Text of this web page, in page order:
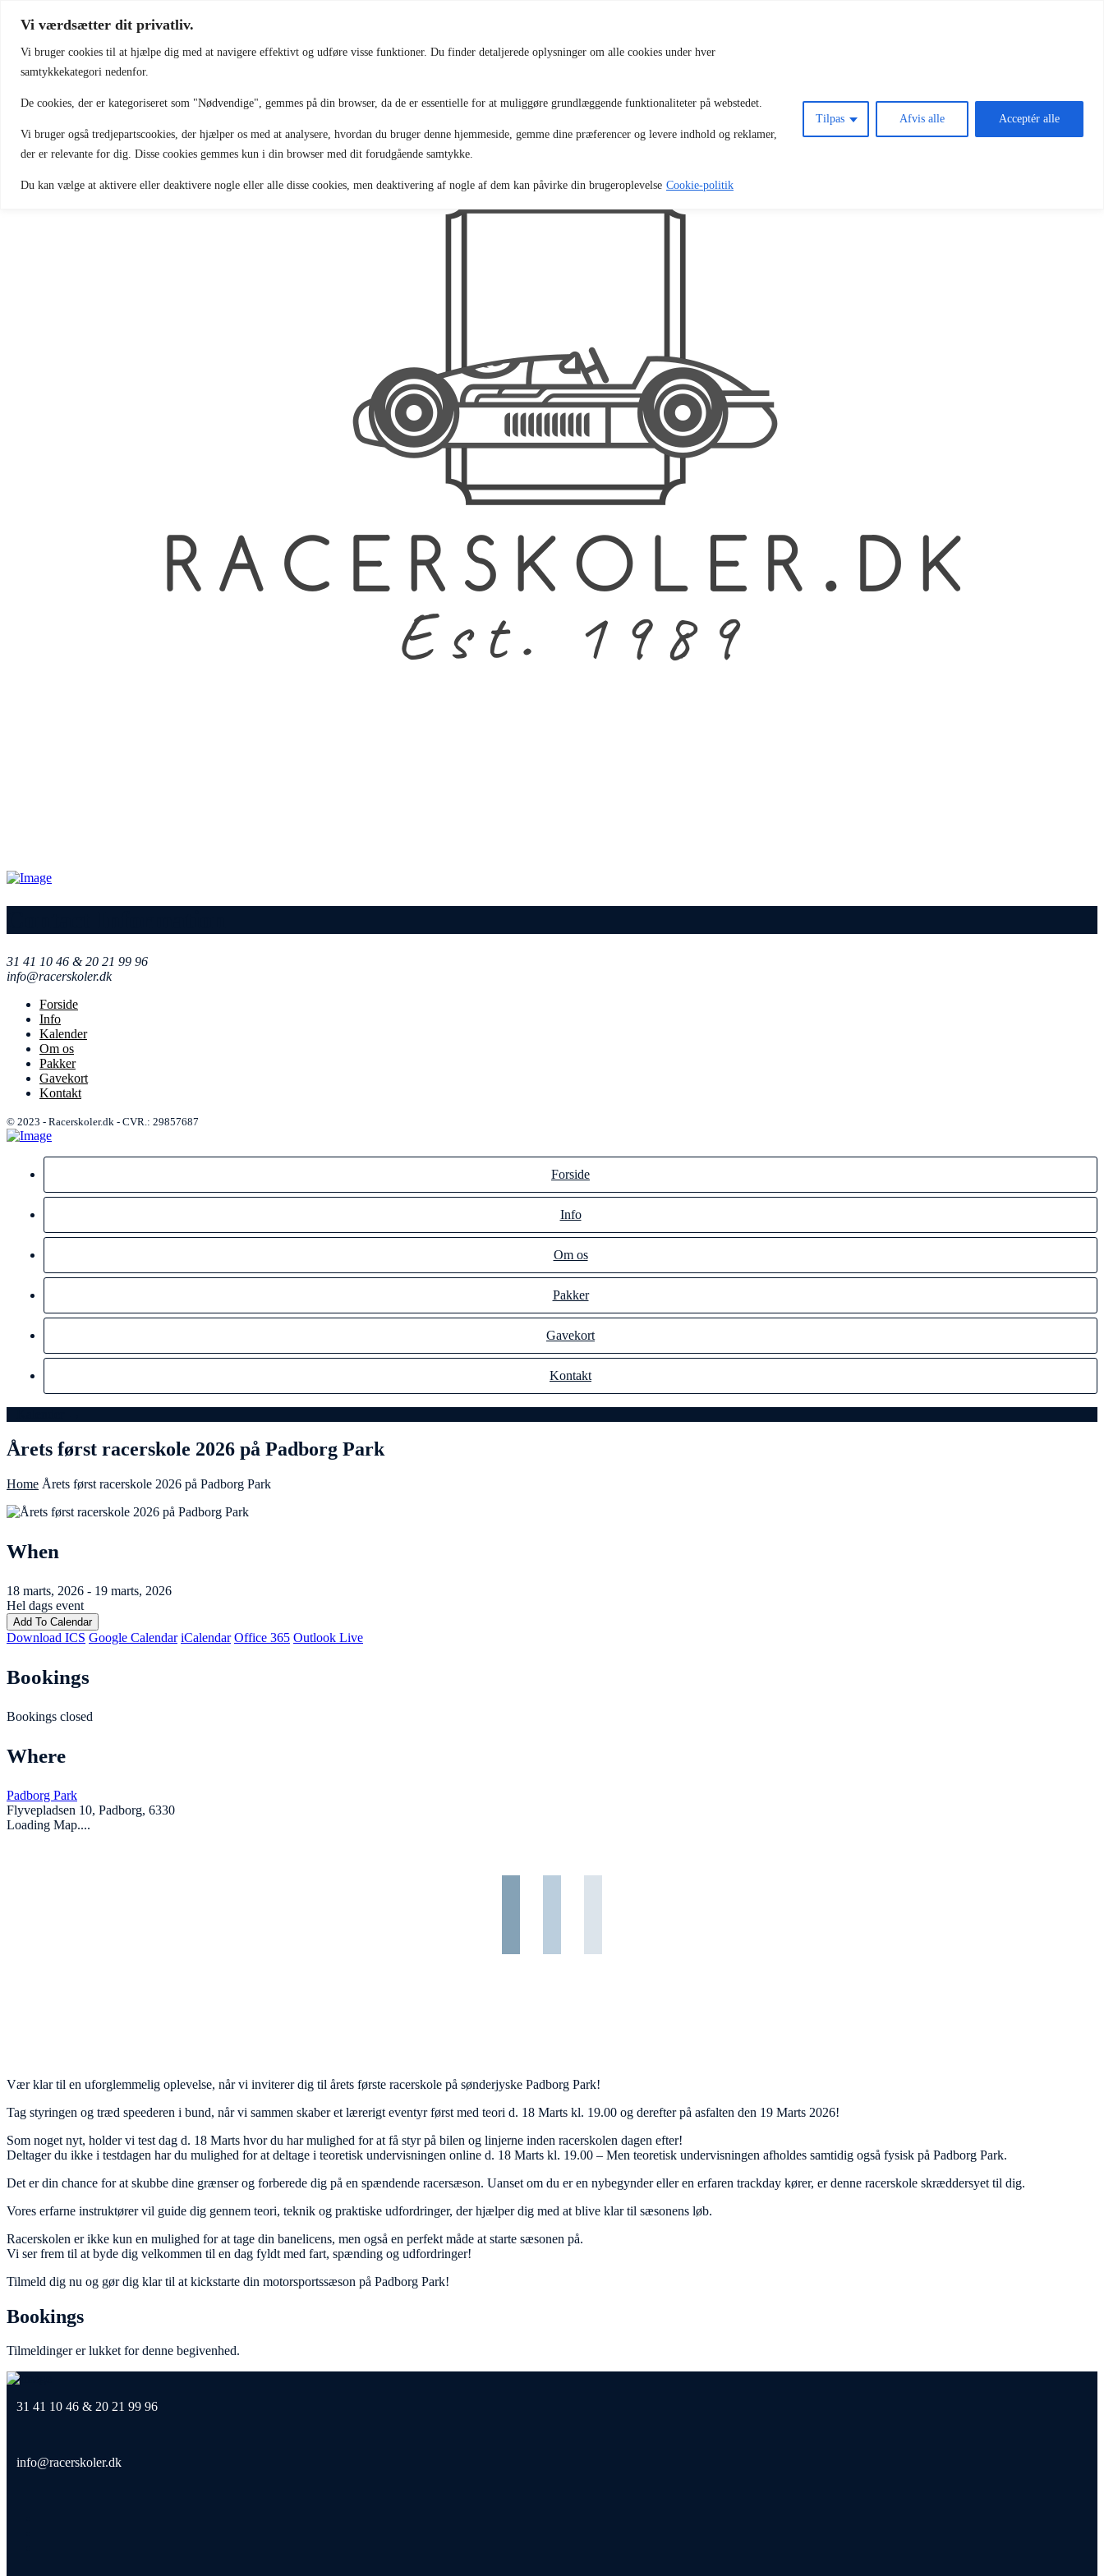
Vi værdsætter dit privatliv.
Vi bruger cookies til at hjælpe dig med at navigere effektivt og udføre visse funktioner. Du finder detaljerede oplysninger om alle cookies under hver
samtykkekategori nedenfor.
De cookies, der er kategoriseret som "Nødvendige", gemmes på din browser, da de er essentielle for at muliggøre grundlæggende funktionaliteter på webstedet.
Vi bruger også tredjepartscookies, der hjælper os med at analysere, hvordan du bruger denne hjemmeside, gemme dine præferencer og levere indhold og reklamer,
der er relevante for dig. Disse cookies gemmes kun i din browser med dit forudgående samtykke.
Du kan vælge at aktivere eller deaktivere nogle eller alle disse cookies, men deaktivering af nogle af dem kan påvirke din brugeroplevelse Cookie-politik
Tilpas Afvis alle Acceptér alle
31 41 10 46 & 20 21 99 96
info@racerskoler.dk
Forside
Info
Kalender
Om os
Pakker
Gavekort
Kontakt
© 2023 - Racerskoler.dk - CVR.: 29857687
Forside
Info
Om os
Pakker
Gavekort
Kontakt
Årets først racerskole 2026 på Padborg Park
Home Årets først racerskole 2026 på Padborg Park
When
18 marts, 2026 - 19 marts, 2026
Hel dags event
Add To Calendar
Download ICS Google Calendar iCalendar Office 365 Outlook Live
Bookings
Bookings closed
Where
Padborg Park
Flyvepladsen 10, Padborg, 6330
Loading Map....
Vær klar til en uforglemmelig oplevelse, når vi inviterer dig til årets første racerskole på sønderjyske Padborg Park!
Tag styringen og træd speederen i bund, når vi sammen skaber et lærerigt eventyr først med teori d. 18 Marts kl. 19.00 og derefter på asfalten den 19 Marts 2026!
Som noget nyt, holder vi test dag d. 18 Marts hvor du har mulighed for at få styr på bilen og linjerne inden racerskolen dagen efter!
Deltager du ikke i testdagen har du mulighed for at deltage i teoretisk undervisningen online d. 18 Marts kl. 19.00 – Men teoretisk undervisningen afholdes samtidig også fysisk på Padborg Park.
Det er din chance for at skubbe dine grænser og forberede dig på en spændende racersæson. Uanset om du er en nybegynder eller en erfaren trackday kører, er denne racerskole skræddersyet til dig.
Vores erfarne instruktører vil guide dig gennem teori, teknik og praktiske udfordringer, der hjælper dig med at blive klar til sæsonens løb.
Racerskolen er ikke kun en mulighed for at tage din banelicens, men også en perfekt måde at starte sæsonen på.
Vi ser frem til at byde dig velkommen til en dag fyldt med fart, spænding og udfordringer!
Tilmeld dig nu og gør dig klar til at kickstarte din motorsportssæson på Padborg Park!
Bookings
Tilmeldinger er lukket for denne begivenhed.
31 41 10 46 & 20 21 99 96
info@racerskoler.dk